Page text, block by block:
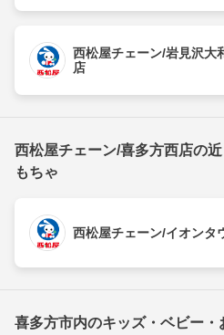
西松屋チェーン/岩見沢大
店
西松屋チェーン/喜多方西店の
もちゃ
西松屋チェーン/イオンタ
喜多方市内のキッズ・ベビー・